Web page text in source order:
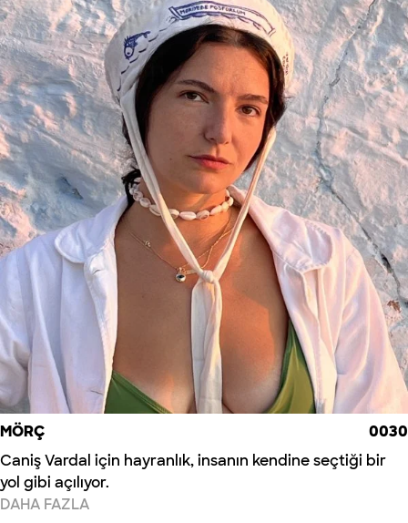
MÖRÇ
0030
Caniş Vardal için hayranlık, insanın kendine seçtiği bir
yol gibi açılıyor.
DAHA FAZLA